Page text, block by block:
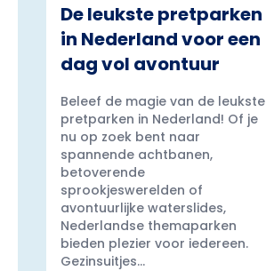
De leukste pretparken
in Nederland voor een
dag vol avontuur
Beleef de magie van de leukste
pretparken in Nederland! Of je
nu op zoek bent naar
spannende achtbanen,
betoverende
sprookjeswerelden of
avontuurlijke waterslides,
Nederlandse themaparken
bieden plezier voor iedereen.
Gezinsuitjes...